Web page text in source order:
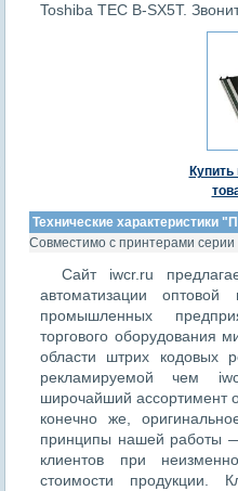
Toshiba TEC B-SX5T.
Технические характеристики "
Совместимо с принтерами серии
Сайт iwcr.ru
автоматизации
промышленных
торгового оборудования
области штрих кодовых
рекламируемой чем
широчайший ассортимент
конечно же,
принципы нашей работы
клиентов при
стоимости продукции.